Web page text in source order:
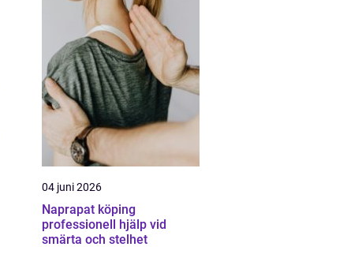
04 juni 2026
Naprapat köping
professionell hjälp vid
smärta och stelhet